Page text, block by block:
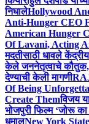
निघालेHollywood
Anti-Hunger CEO
American Hunger
Of Lavani, Acting
मदतीसाठी धावले
केले जननेतृत्वाचे कौतुक,
देण्याची केली मागणी
Of Being
Create Themविजय
भोजपुरी फिल्म ‘जोरू
धमालNew York